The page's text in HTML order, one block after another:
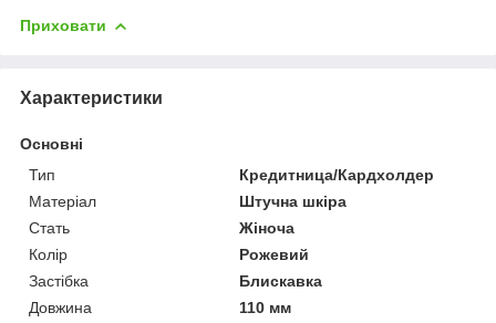
Приховати
Характеристики
Основні
Тип
Кредитница/Кардхолдер
Матеріал
Штучна шкіра
Стать
Жіноча
Колір
Рожевий
Застібка
Блискавка
Довжина
110 мм